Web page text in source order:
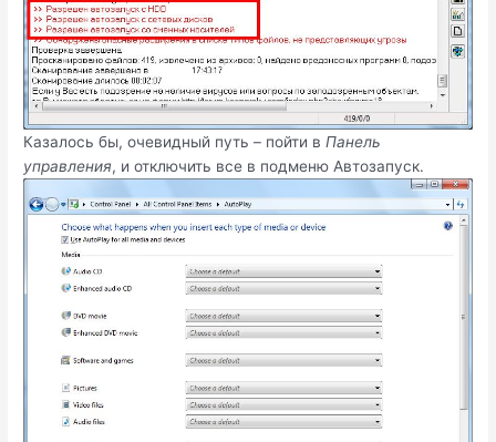
Казалось бы, очевидный путь – пойти вПанель
управления, и отключить все в подменю Автозапуск.